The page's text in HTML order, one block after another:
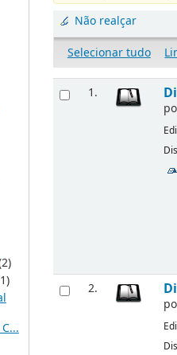
Não realçar
Selecionar tudo
1.
2.